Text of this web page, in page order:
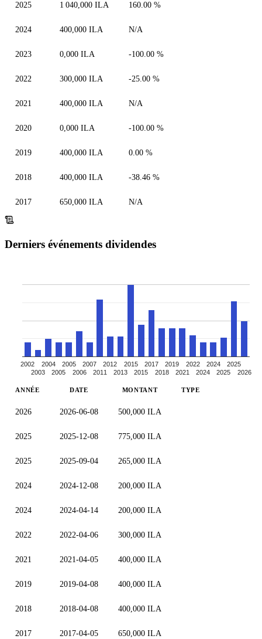
2025 1 040,000 ILA 160.00 %
2024 400,000 ILA N/A
2023 0,000 ILA -100.00 %
2022 300,000 ILA -25.00 %
2021 400,000 ILA N/A
2020 0,000 ILA -100.00 %
2019 400,000 ILA 0.00 %
2018 400,000 ILA -38.46 %
2017 650,000 ILA N/A
Derniers événements dividendes
2002
2003
2004
2005
2005
2006
2007
2011
2012
2013
2015
2015
2017
2018
2019
2021
2022
2024
2024
2025
2025
2026
ANNÉE DATE MONTANT TYPE
2026 2026-06-08 500,000 ILA
2025 2025-12-08 775,000 ILA
2025 2025-09-04 265,000 ILA
2024 2024-12-08 200,000 ILA
2024 2024-04-14 200,000 ILA
2022 2022-04-06 300,000 ILA
2021 2021-04-05 400,000 ILA
2019 2019-04-08 400,000 ILA
2018 2018-04-08 400,000 ILA
2017 2017-04-05 650,000 ILA